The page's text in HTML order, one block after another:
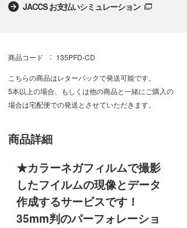
JACCS お支払いシミュレーション
商品コード 135PFD-CD
こちらの商品はレターパックで発送可能です。
5本以上の場合、もしくは他の商品と一緒にご購入の
場合は宅配便での発送とさせていただきます。
商品詳細
★カラーネガフィルムで撮影
したフイルムの現像とデータ
作成するサービスです！
35mm判のパーフォレーショ